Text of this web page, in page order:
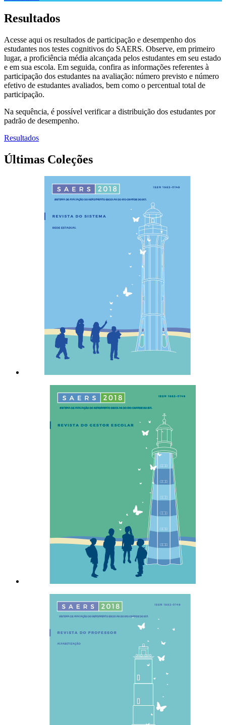
Resultados
Acesse aqui os resultados de participação e desempenho dos
estudantes nos testes cognitivos do SAERS. Observe, em primeiro
lugar, a proficiência média alcançada pelos estudantes em seu estado
e em sua escola. Em seguida, confira as informações referentes à
participação dos estudantes na avaliação: número previsto e número
efetivo de estudantes avaliados, bem como o percentual total de
participação.
Na sequência, é possível verificar a distribuição dos estudantes por
padrão de desempenho.
Resultados
Últimas Coleções